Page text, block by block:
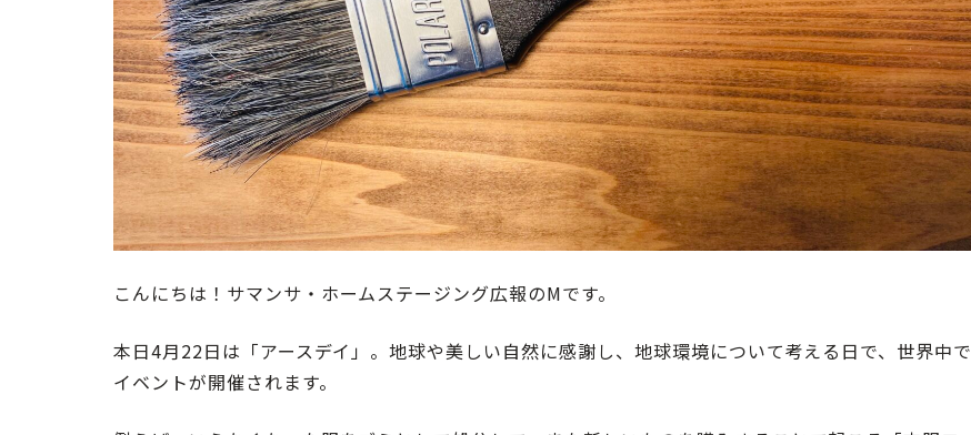
こんにちは！サマンサ・ホームステージング広報のMです。
本日4月22日は「アースデイ」。地球や美しい自然に感謝し、地球環境について考える日で、世界中で
イベントが開催されます。